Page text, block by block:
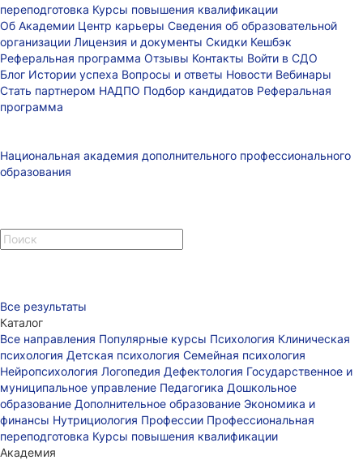
переподготовка Курсы повышения квалификации
Об Академии Центр карьеры Сведения об образовательной
организации Лицензия и документы Скидки Кешбэк
Реферальная программа Отзывы Контакты Войти в СДО
Блог Истории успеха Вопросы и ответы Новости Вебинары
Стать партнером НАДПО Подбор кандидатов Реферальная
программа
Национальная академия дополнительного профессионального
образования
Все результаты
Каталог
Все направления Популярные курсы Психология Клиническая
психология Детская психология Семейная психология
Нейропсихология Логопедия Дефектология Государственное и
муниципальное управление Педагогика Дошкольное
образование Дополнительное образование Экономика и
финансы Нутрициология Профессии Профессиональная
переподготовка Курсы повышения квалификации
Академия